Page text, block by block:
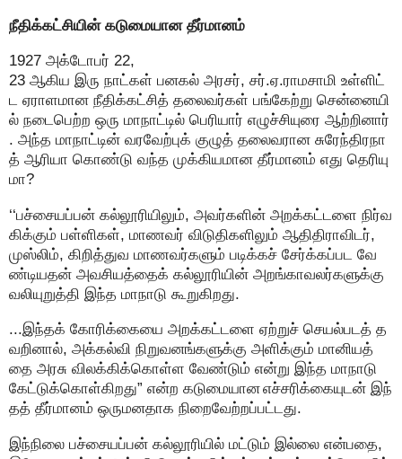
நீதிக்கட்சியின் கடுமையான தீர்மானம்
1927 அக்டோபர் 22,
23 ஆகிய இரு நாட்கள் பனகல் அரசர், சர்.ஏ.ராமசாமி உள்ளிட்
ட ஏராளமான நீதிக்கட்சித் தலைவர்கள் பங்கேற்று சென்னையி
ல் நடைபெற்ற ஒரு மாநாட்டில் பெரியார் எழுச்சியுரை ஆற்றினார்
. அந்த மாநாட்டின் வரவேற்புக் குழுத் தலைவரான சுரேந்திரநா
த் ஆரியா கொண்டு வந்த முக்கியமான தீர்மானம் எது தெரியு
மா?
‘‘பச்சையப்பன் கல்லூரியிலும், அவர்களின் அறக்கட்டளை நிர்வ
கிக்கும் பள்ளிகள், மாணவர் விடுதிகளிலும் ஆதிதிராவிடர்,
முஸ்லிம், கிறித்துவ மாணவர்களும் படிக்கச் சேர்க்கப்பட வே
ண்டியதன் அவசியத்தைக் கல்லூரியின் அறங்காவலர்களுக்கு
வலியுறுத்தி இந்த மாநாடு கூறுகிறது.
...இந்தக் கோரிக்கையை அறக்கட்டளை ஏற்றுச் செயல்படத் த
வறினால், அக்கல்வி நிறுவனங்களுக்கு அளிக்கும் மானியத்
தை அரசு விலக்கிக்கொள்ள வேண்டும் என்று இந்த மாநாடு
கேட்டுக்கொள்கிறது” என்ற கடுமையான எச்சரிக்கையுடன் இந்
தத் தீர்மானம் ஒருமனதாக நிறைவேற்றப்பட்டது.
இந்நிலை பச்சையப்பன் கல்லூரியில் மட்டும் இல்லை என்பதை,